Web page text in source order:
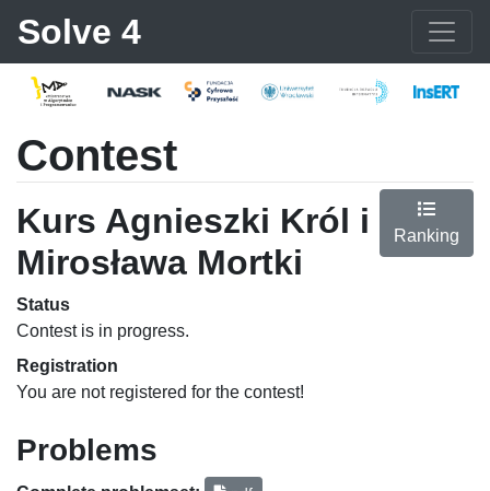
Solve 4
Contest
Kurs Agnieszki Król i
Mirosława Mortki
Ranking
Status
Contest is in progress.
Registration
You are not registered for the contest!
Problems